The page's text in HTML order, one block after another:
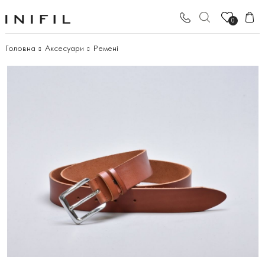
0
Головна Аксесуари Ремені